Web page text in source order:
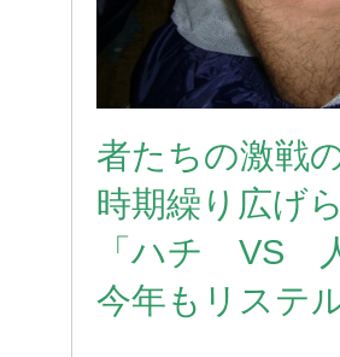
者たちの激戦
時期繰り広げ
「ハチ VS
今年もリステ